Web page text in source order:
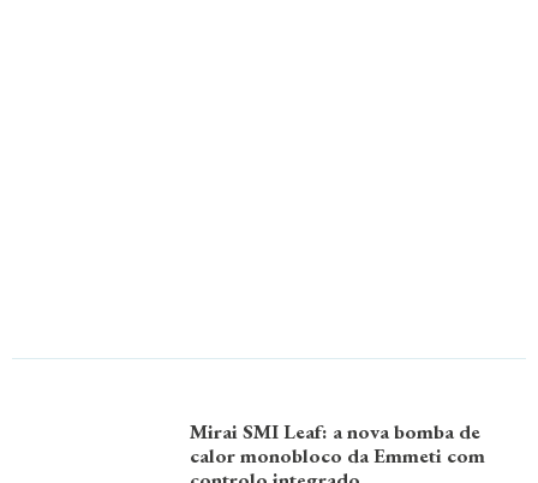
Mirai SMI Leaf: a nova bomba de
calor monobloco da Emmeti com